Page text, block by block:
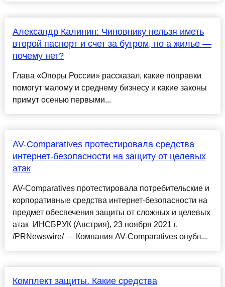
Александр Калинин: Чиновнику нельзя иметь
второй паспорт и счет за бугром, но а жилье —
почему нет?
Глава «Опоры России» рассказал, какие поправки
помогут малому и среднему бизнесу и какие законы
примут осенью первыми...
AV-Comparatives протестировала средства
интернет-безопасности на защиту от целевых
атак
AV-Comparatives протестировала потребительские и
корпоративные средства интернет-безопасности на
предмет обеспечения защиты от сложных и целевых
атак ИНСБРУК (Австрия), 23 ноября 2021 г.
/PRNewswire/ — Компания AV-Comparatives опубл...
Комплект защиты. Какие средства